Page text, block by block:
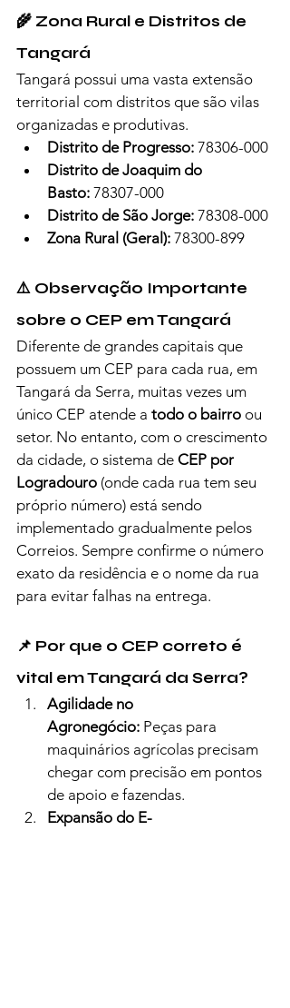
🌾 Zona Rural e Distritos de
Tangará
Tangará possui uma vasta extensão
territorial com distritos que são vilas
organizadas e produtivas.
Distrito de Progresso: 78306-000
Distrito de Joaquim do
Basto: 78307-000
Distrito de São Jorge: 78308-000
Zona Rural (Geral): 78300-899
⚠️ Observação Importante
sobre o CEP em Tangará
Diferente de grandes capitais que
possuem um CEP para cada rua, em
Tangará da Serra, muitas vezes um
único CEP atende a todo o bairro ou
setor. No entanto, com o crescimento
da cidade, o sistema de CEP por
Logradouro (onde cada rua tem seu
próprio número) está sendo
implementado gradualmente pelos
Correios. Sempre confirme o número
exato da residência e o nome da rua
para evitar falhas na entrega.
📌 Por que o CEP correto é
vital em Tangará da Serra?
Agilidade no
Agronegócio: Peças para
maquinários agrícolas precisam
chegar com precisão em pontos
de apoio e fazendas.
Expansão do E-